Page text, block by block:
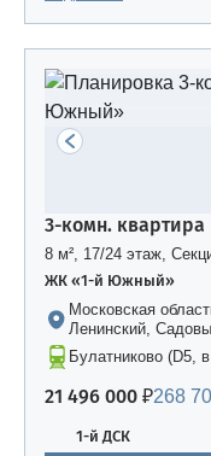
3-комн. квартира
8 м², 17/24 этаж,
ЖК «1-й Южный»
Московская
Ленинский,
Булатниково (D5,
21 496 000 ₽268
1-й ДСК